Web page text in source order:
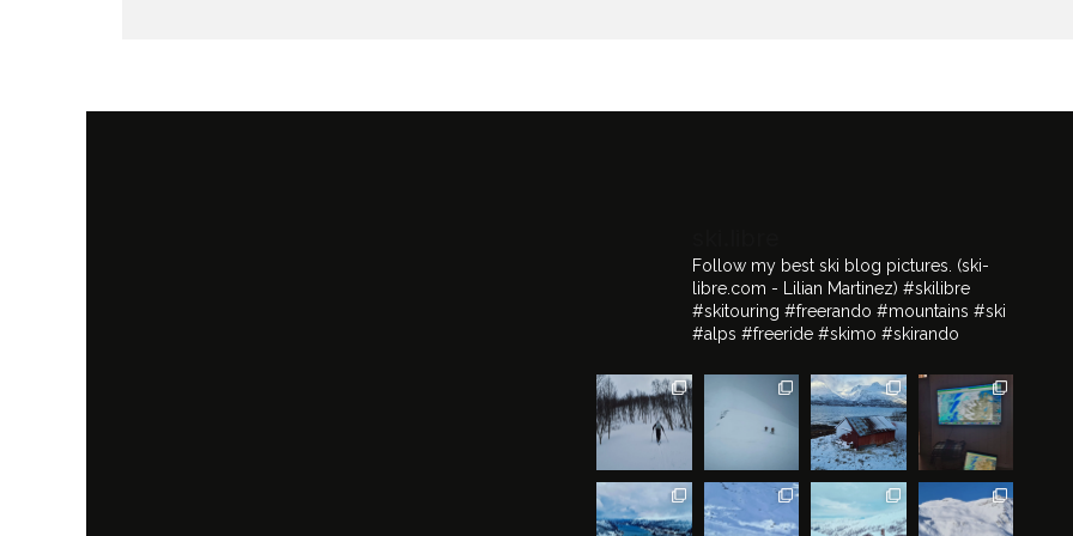
Follow my best ski blog pictures. (ski-
libre.com - Lilian Martinez) #skilibre
#skitouring #freerando #mountains #ski
#alps #freeride #skimo #skirando